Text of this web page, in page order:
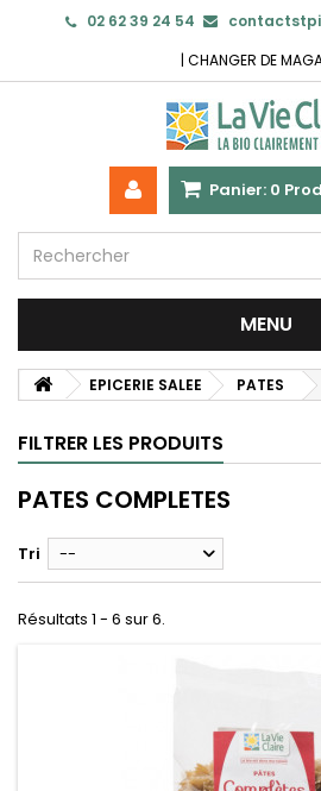
02 62 39 24 54
| CHANGER DE
Panier: 0
MENU
EPICERIE SALEE PATES
FILTRER LES PRODUITS
PATES COMPLETES
Tri --
Résultats 1 - 6 sur 6.